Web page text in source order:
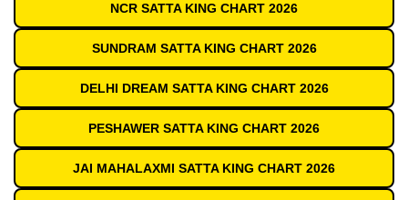
NCR SATTA KING CHART 2026
SUNDRAM SATTA KING CHART 2026
DELHI DREAM SATTA KING CHART 2026
PESHAWER SATTA KING CHART 2026
JAI MAHALAXMI SATTA KING CHART 2026